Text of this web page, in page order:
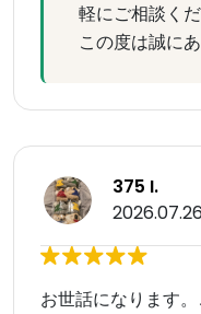
軽にご相談くだ
この度は誠に
375 I.
2026.07.26
お世話になります